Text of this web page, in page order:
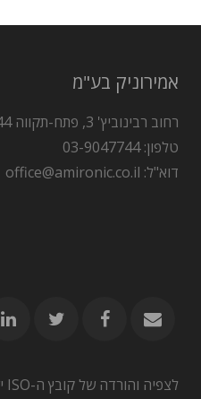
אמירוניק בע"מ
רחוב רבינוביץ' 3, פתח-תקווה 4928144.
טלפון: 03-9047744
דוא"ל: office@amironic.co.il
לצפיה והורדה של קובץ ה-ISO יש ללחוץ על על התמונה